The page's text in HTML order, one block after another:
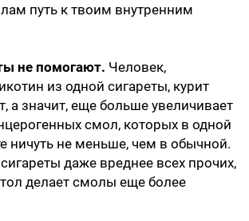
путь к твоим внутренним
не помогают. Человек,
из одной сигареты, курит
а значит, еще больше увеличивает
смол, которых в одной
ничуть не меньше, чем в обычной.
даже вреднее всех прочих,
делает смолы еще более